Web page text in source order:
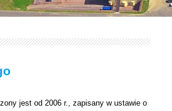
jest od 2006 r., zapisany w ustawie o